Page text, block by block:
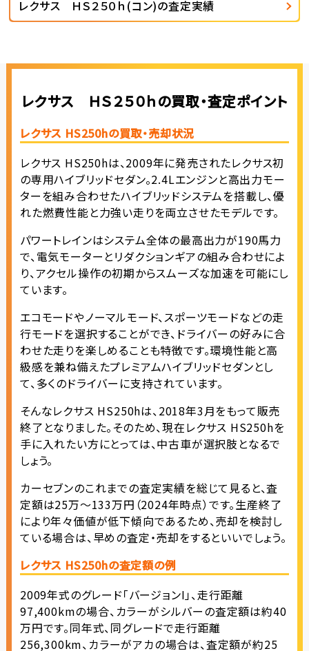
レクサス ＨＳ２５０ｈ(コン)の査定実績
レクサス ＨＳ２５０ｈの買取・査定ポイント
レクサス HS250hの買取・売却状況
レクサス HS250hは、2009年に発売されたレクサス初
の専用ハイブリッドセダン。2.4Lエンジンと高出力モー
ターを組み合わせたハイブリッドシステムを搭載し、優
れた燃費性能と力強い走りを両立させたモデルです。
パワートレインはシステム全体の最高出力が190馬力
で、電気モーターとリダクションギアの組み合わせによ
り、アクセル操作の初期からスムーズな加速を可能にし
ています。
エコモードやノーマルモード、スポーツモードなどの走
行モードを選択することができ、ドライバーの好みに合
わせた走りを楽しめることも特徴です。環境性能と高
級感を兼ね備えたプレミアムハイブリッドセダンとし
て、多くのドライバーに支持されています。
そんなレクサス HS250hは、2018年3月をもって販売
終了となりました。そのため、現在レクサス HS250hを
手に入れたい方にとっては、中古車が選択肢となるで
しょう。
カーセブンのこれまでの査定実績を総じて見ると、査
定額は25万〜133万円（2024年時点）です。生産終了
により年々価値が低下傾向であるため、売却を検討し
ている場合は、早めの査定・売却をするといいでしょう。
レクサス HS250hの査定額の例
2009年式のグレード「バージョンI」、走行距離
97,400kmの場合、カラーがシルバーの査定額は約40
万円です。同年式、同グレードで走行距離
256,300km、カラーがアカの場合は、査定額が約25